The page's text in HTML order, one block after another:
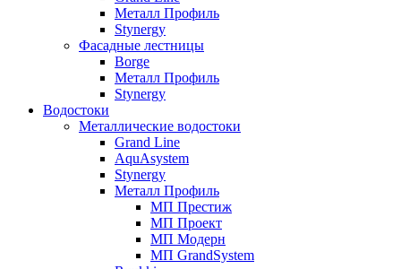
Металл Профиль
Stynergy
Фасадные лестницы
Borge
Металл Профиль
Stynergy
Водостоки
Металлические водостоки
Grand Line
AquAsystem
Stynergy
Металл Профиль
МП Престиж
МП Проект
МП Модерн
МП GrandSystem